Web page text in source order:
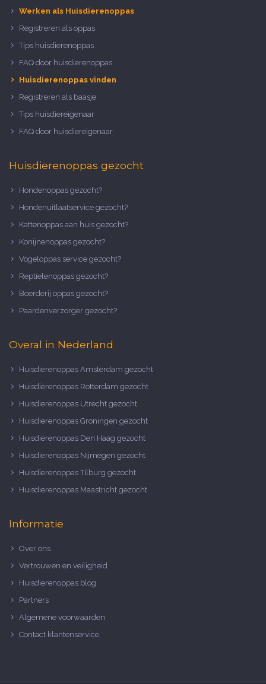
Werken als Huisdierenoppas
Registreren als oppas
Tips huisdierenoppas
FAQ door huisdierenoppas
Huisdierenoppas vinden
Registreren als baasje
Tips huisdiereigenaar
FAQ door huisdiereigenaar
Huisdierenoppas gezocht
Hondenoppas gezocht?
Hondenuitlaatservice gezocht?
Kattenoppas aan huis gezocht?
Konijnenoppas gezocht?
Vogeloppas service gezocht?
Reptielenoppas gezocht?
Boerderij oppas gezocht?
Paardenverzorger gezocht?
Overal in Nederland
Huisdierenoppas Amsterdam gezocht
Huisdierenoppas Rotterdam gezocht
Huisdierenoppas Utrecht gezocht
Huisdierenoppas Groningen gezocht
Huisdierenoppas Den Haag gezocht
Huisdierenoppas Nijmegen gezocht
Huisdierenoppas Tilburg gezocht
Huisdierenoppas Maastricht gezocht
Informatie
Over ons
Vertrouwen en veiligheid
Huisdierenoppas blog
Partners
Algemene voorwaarden
Contact klantenservice